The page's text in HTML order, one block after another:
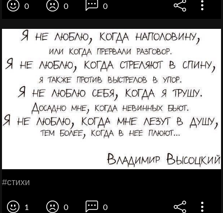
0 0 0
#стихи
1 0 0